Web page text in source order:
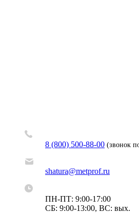
8 (800) 500-88-00 (звонок
shatura@metprof.ru
ПН-ПТ: 9:00-17:00
СБ: 9:00-13:00, ВС: вых.